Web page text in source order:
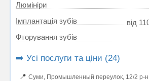
Люмініри
Імплантація зубів
від
Фторування зубів
➡️ Усі послуги та ціни (24)
📍 Суми, Промышленный переулок, 12/2 р-н.